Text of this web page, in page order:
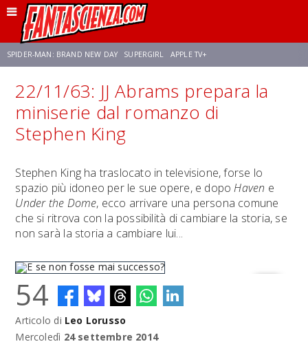
SPIDER-MAN: BRAND NEW DAY SUPERGIRL APPLE TV+
FRANCO RICCIARDIELLO ZENDAYA STAR TREK AVENGERS: DOOMSDAY
SADIE SINK CELIA ROSE GOODING
22/11/63: JJ Abrams prepara la
miniserie dal romanzo di
Stephen King
Stephen King ha traslocato in televisione, forse lo
spazio più idoneo per le sue opere, e dopoHaven e
Under the Dome, ecco arrivare una persona comune
che si ritrova con la possibilità di cambiare la storia, se
non sarà la storia a cambiare lui...
E se non fosse mai successo?
54
Articolo di Leo Lorusso
Mercoledì 24 settembre 2014